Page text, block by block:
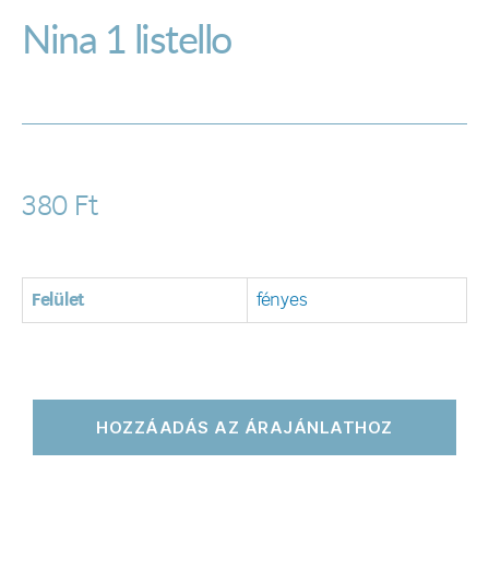
Nina 1 listello
380 Ft
Felület fényes
HOZZÁADÁS AZ ÁRAJÁNLATHOZ